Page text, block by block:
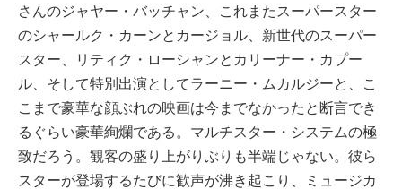
さんのジャヤー・バッチャン、これまたスーパースター
のシャールク・カーンとカージョル、新世代のスーパー
スター、リティク・ローシャンとカリーナー・カプー
ル、そして特別出演としてラーニー・ムカルジーと、こ
こまで豪華な顔ぶれの映画は今までなかったと断言でき
るぐらい豪華絢爛である。マルチスター・システムの極
致だろう。観客の盛り上がりぶりも半端じゃない。彼ら
スターが登場するたびに歓声が沸き起こり、ミュージカ